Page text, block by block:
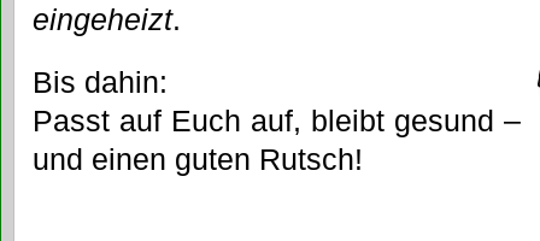
eingeheizt.
Bis dahin:
Passt auf Euch auf, bleibt gesund –
und einen guten Rutsch!